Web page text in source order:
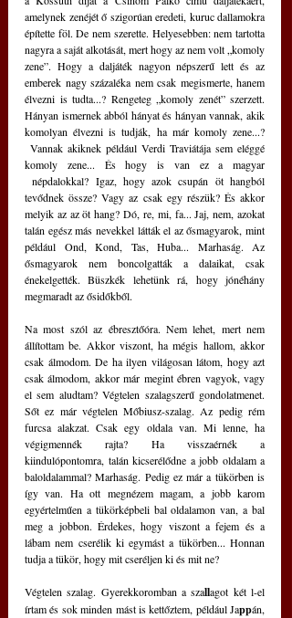
amelynek zenéjét ő szigorúan eredeti, kuruc dallamokra
építette föl. De nem szerette. Helyesebben: nem tartotta
nagyra a saját alkotását, mert hogy az nem volt „komoly
zene”. Hogy a daljáték nagyon népszerű lett és az
emberek nagy százaléka nem csak megismerte, hanem
élvezni is tudta...? Rengeteg „komoly zenét” szerzett.
Hányan ismernek abból hányat és hányan vannak, akik
komolyan élvezni is tudják, ha már komoly zene...?
Vannak akiknek például Verdi Traviátája sem eléggé
komoly zene... És hogy is van ez a magyar
népdalokkal? Igaz, hogy azok csupán öt hangból
tevődnek össze? Vagy az csak egy részük? És akkor
melyik az az öt hang? Dó, re, mi, fa... Jaj, nem, azokat
talán egész más nevekkel látták el az ősmagyarok, mint
például Ond, Kond, Tas, Huba... Marhaság. Az
ősmagyarok nem boncolgatták a dalaikat, csak
énekelgették. Büszkék lehetünk rá, hogy jónéhány
megmaradt az ősidőkből.
Na most szól az ébresztőóra. Nem lehet, mert nem
állítottam be. Akkor viszont, ha mégis hallom, akkor
csak álmodom. De ha ilyen világosan látom, hogy azt
csak álmodom, akkor már megint ébren vagyok, vagy
el sem aludtam? Végtelen szalagszerű gondolatmenet.
Sőt ez már végtelen Mőbiusz-szalag. Az pedig rém
furcsa alakzat. Csak egy oldala van. Mi lenne, ha
végigmennék rajta? Ha visszaérnék a
kiindulópontomra, talán kicserélődne a jobb oldalam a
baloldalammal? Marhaság. Pedig ez már a tükörben is
így van. Ha ott megnézem magam, a jobb karom
egyértelműen a tükörképbeli bal oldalamon van, a bal
meg a jobbon. Érdekes, hogy viszont a fejem és a
lábam nem cserélik ki egymást a tükörben... Honnan
tudja a tükör, hogy mit cseréljen ki és mit ne?
Végtelen szalag. Gyerekkoromban a szallagot két l-el
írtam és sok minden mást is kettőztem, például Jappán,